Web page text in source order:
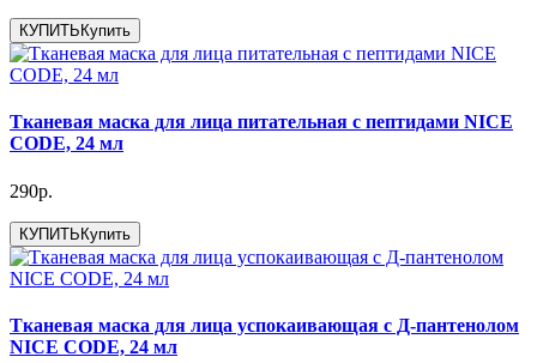
КУПИТЬ Купить
Тканевая маска для лица питательная с пептидами NICE
CODE, 24 мл
290р.
КУПИТЬКупить
Тканевая маска для лица успокаивающая с Д-пантенолом
NICE CODE, 24 мл